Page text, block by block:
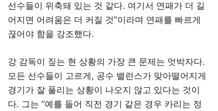
선수들이 위축돼 있는 것 같다. 여기서 연패가 더 길
어지면 어려움은 더 커질 것”이라며 연패를 빠르게
끊어야 함을 강조했다.
강 감독이 짚는 현 상황의 가장 큰 문제는 엇박자다.
모든 선수들이 고르게, 공수 밸런스가 맞아떨어지게
경기가 잘 풀리는 상황이 나오지 않고 있다는 것이
다. 그는 “예를 들어 직전 경기 같은 경우 카리는 정